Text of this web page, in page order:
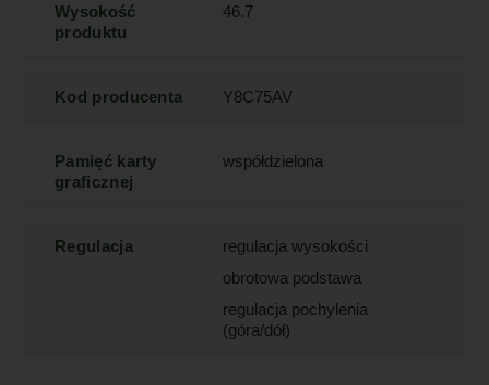
Wysokość
produktu
46.7
Kod producenta Y8C75AV
Pamięć karty
graficznej
współdzielona
Regulacja
regulacja wysokości
obrotowa podstawa
regulacja pochylenia
(góra/dół)